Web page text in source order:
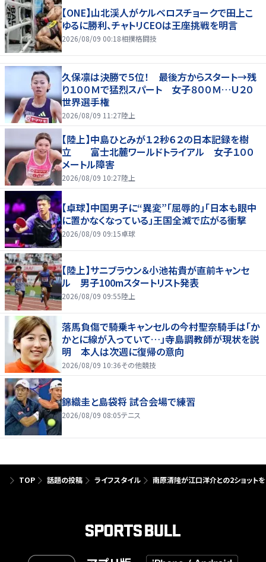
【ONE】山北渓人がケルベロスチョークで田上こ
ゆるに勝利、チャトリCEOは王座挑戦を明言
2026/08/09 00:18相撲格闘技
久保凛は決勝で５位！ 最後方からスタート→残
り１００Ｍで猛烈スパート 女子８００Ｍ…Ｕ２０
世界選手権
2026/08/09 11:27陸上
【陸上】中島ひとみが１２秒６２の日本記録を樹
立 富士北麓ワールドトライアル 女子１００
メートル障害
2026/08/09 10:27陸上
【卓球】中国男子に“異変”「屈辱的」「日本も眼中
に置かなくなっている」王国全滅で広がる衝撃
2026/08/09 09:15卓球
【陸上】サニブラウン＆小池祐貴が直前キャンセ
ル 男子100mスタートリスト発表
2026/08/09 09:55陸上
落馬負傷で騎乗キャンセルの今村聖奈騎手は「か
かとに線が入っていて…」寺島調教師が現状を説
明 本人は次週に復帰の意向
2026/08/09 10:36その他競技
錦織圭と島袋将 試合会場で練習
2026/08/09 08:05テニス
TOP 話題の投稿 ライフスタイル 南原清隆が江口洋介との2ショットを